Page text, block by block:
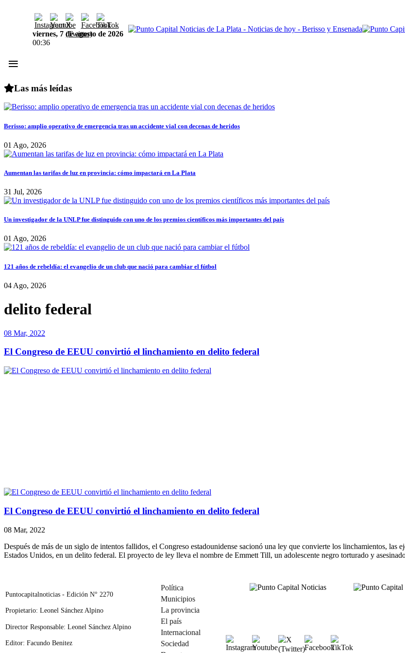
viernes, 7 de agosto de 2026
00:36
≡
Las más leídas
Berisso: amplio operativo de emergencia tras un accidente vial con decenas de heridos
01 Ago, 2026
Aumentan las tarifas de luz en provincia: cómo impactará en La Plata
31 Jul, 2026
Un investigador de la UNLP fue distinguido con uno de los premios científicos más importantes del país
01 Ago, 2026
121 años de rebeldía: el evangelio de un club que nació para cambiar el fútbol
04 Ago, 2026
delito federal
08 Mar, 2022
El Congreso de EEUU convirtió el linchamiento en delito federal
El Congreso de EEUU convirtió el linchamiento en delito federal
08 Mar, 2022
Después de más de un siglo de intentos fallidos, el Congreso estadounidense sacionó una ley que convierte los linchamientos, las
Estados Unidos, en un delito federal. El proyecto de ley lleva el nombre de Emmett Till, un adolescente negro torturado y
Puntocapitalnoticias - Edición N° 2270
Propietario: Leonel Sánchez Alpino
Director Responsable: Leonel Sánchez Alpino
Editor: Facundo Benitez
Política
Municipios
La provincia
El país
Internacional
Sociedad